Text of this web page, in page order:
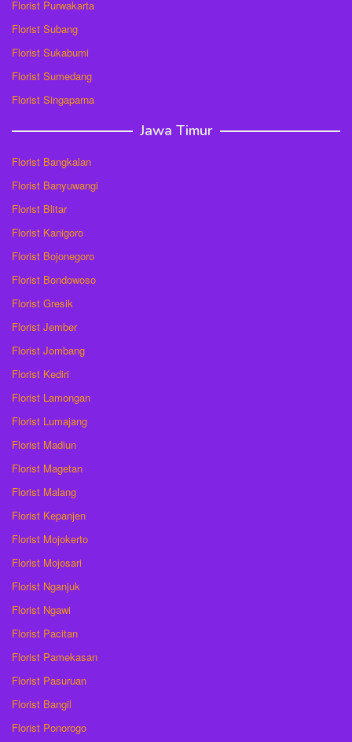
Florist Purwakarta
Florist Subang
Florist Sukabumi
Florist Sumedang
Florist Singaparna
Jawa Timur
Florist Bangkalan
Florist Banyuwangi
Florist Blitar
Florist Kanigoro
Florist Bojonegoro
Florist Bondowoso
Florist Gresik
Florist Jember
Florist Jombang
Florist Kediri
Florist Lamongan
Florist Lumajang
Florist Madiun
Florist Magetan
Florist Malang
Florist Kepanjen
Florist Mojokerto
Florist Mojosari
Florist Nganjuk
Florist Ngawi
Florist Pacitan
Florist Pamekasan
Florist Pasuruan
Florist Bangil
Florist Ponorogo